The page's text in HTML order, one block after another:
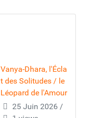
Vanya-Dhara, l'Écla
t des Solitudes / le
Léopard de l'Amour
25 Juin 2026 /